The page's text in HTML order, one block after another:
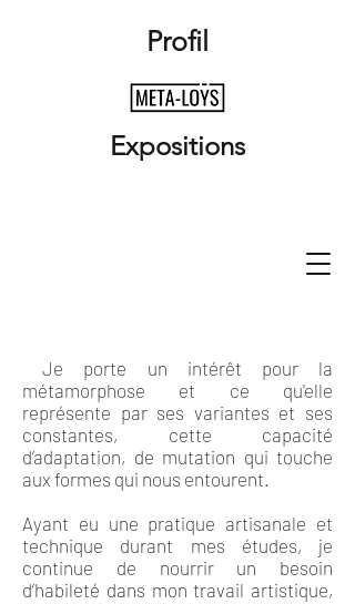
Profil
Expositions
Je porte un intérêt pour la
métamorphose et ce qu'elle
représente par ses variantes et ses
constantes, cette capacité
d’adaptation, de mutation qui touche
aux formes qui nous entourent.
Ayant eu une pratique artisanale et
technique durant mes études, je
continue de nourrir un besoin
d’habileté dans mon travail artistique,